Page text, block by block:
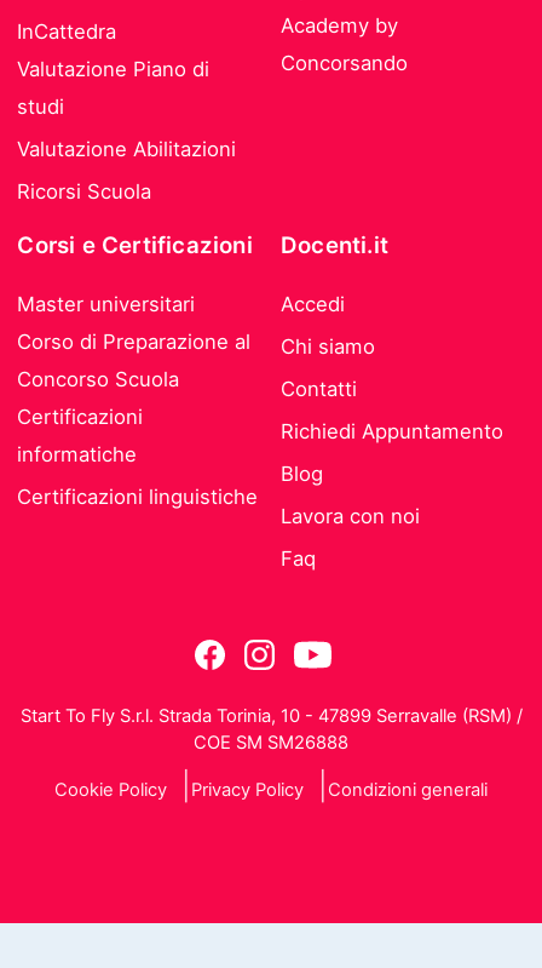
InCattedra
Valutazione Piano di
studi
Valutazione Abilitazioni
Ricorsi Scuola
Academy by
Concorsando
Corsi e Certificazioni
Master universitari
Corso di Preparazione al
Concorso Scuola
Certificazioni
informatiche
Certificazioni linguistiche
Docenti.it
Accedi
Chi siamo
Contatti
Richiedi Appuntamento
Blog
Lavora con noi
Faq
Start To Fly S.r.l. Strada Torinia, 10 - 47899 Serravalle (RSM) /
COE SM SM26888
Cookie Policy Privacy Policy Condizioni generali